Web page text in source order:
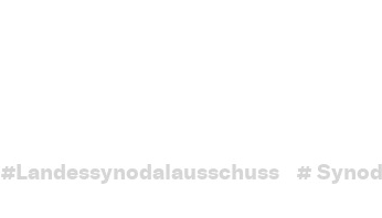
#Landessynodalausschuss #